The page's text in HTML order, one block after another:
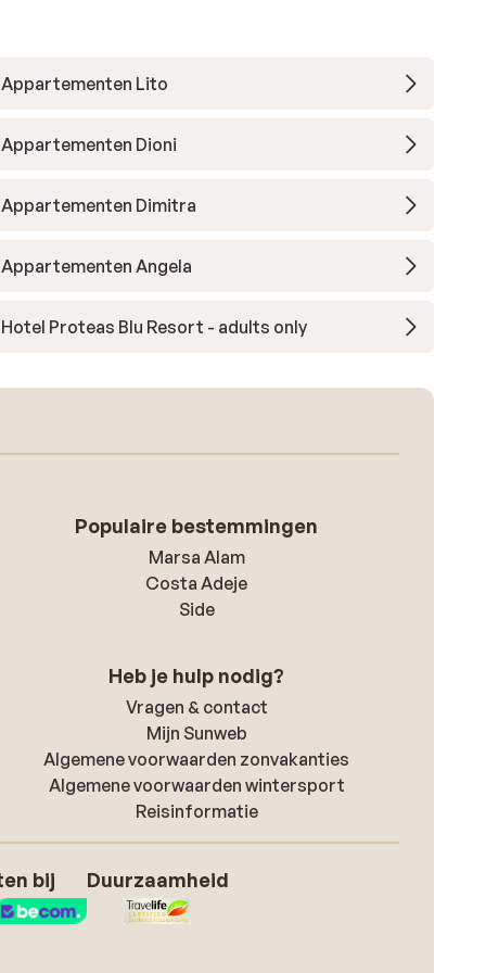
Appartementen Lito
Appartementen Dioni
Appartementen Dimitra
Appartementen Angela
Hotel Proteas Blu Resort - adults only
Populaire bestemmingen
Marsa Alam
Costa Adeje
Side
Heb je hulp nodig?
Vragen & contact
Mijn Sunweb
Algemene voorwaarden zonvakanties
Algemene voorwaarden wintersport
Reisinformatie
bij Duurzaamheid